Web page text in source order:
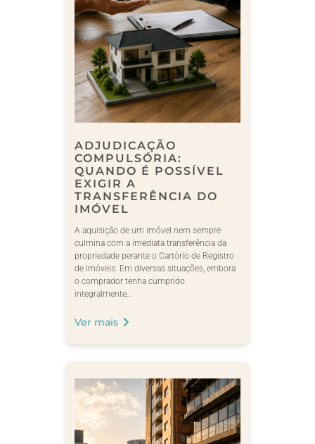
ADJUDICAÇÃO
COMPULSÓRIA:
QUANDO É POSSÍVEL
EXIGIR A
TRANSFERÊNCIA DO
IMÓVEL
A aquisição de um imóvel nem sempre
culmina com a imediata transferência da
propriedade perante o Cartório de Registro
de Imóveis. Em diversas situações, embora
o comprador tenha cumprido
integralmente…
Ver mais